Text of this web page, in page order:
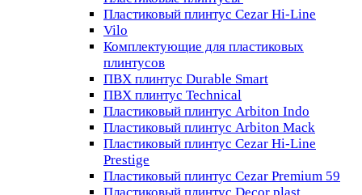
Пластиковый плинтус Cezar Hi-Line
Vilo
Комплектующие для пластиковых
плинтусов
ПВХ плинтус Durable Smart
ПВХ плинтус Technical
Пластиковый плинтус Arbiton Indo
Пластиковый плинтус Arbiton Mack
Пластиковый плинтус Cezar Hi-Line
Prestige
Пластиковый плинтус Cezar Premium 59